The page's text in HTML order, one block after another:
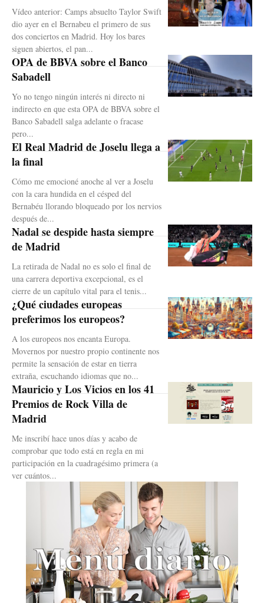
Vídeo anterior: Camps absuelto Taylor Swift
dio ayer en el Bernabeu el primero de sus
dos conciertos en Madrid. Hoy los bares
siguen abiertos, el pan...
OPA de BBVA sobre el Banco
Sabadell
Yo no tengo ningún interés ni directo ni
indirecto en que esta OPA de BBVA sobre el
Banco Sabadell salga adelante o fracase
pero...
El Real Madrid de Joselu llega a
la final
Cómo me emocioné anoche al ver a Joselu
con la cara hundida en el césped del
Bernabéu llorando bloqueado por los nervios
después de...
Nadal se despide hasta siempre
de Madrid
La retirada de Nadal no es solo el final de
una carrera deportiva excepcional, es el
cierre de un capítulo vital para el tenis...
¿Qué ciudades europeas
preferimos los europeos?
A los europeos nos encanta Europa.
Movernos por nuestro propio continente nos
permite la sensación de estar en tierra
extraña, escuchando idiomas que no...
Mauricio y Los Vicios en los 41
Premios de Rock Villa de
Madrid
Me inscribí hace unos días y acabo de
comprobar que todo está en regla en mi
participación en la cuadragésimo primera (a
ver cuántos...